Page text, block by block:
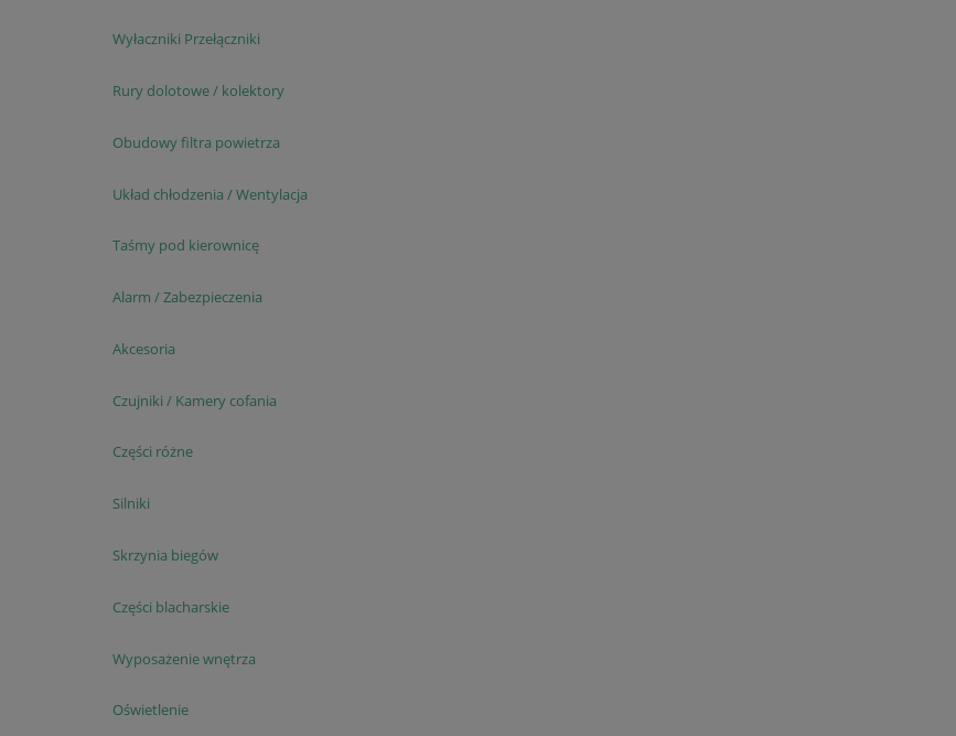
Wyłaczniki Przełączniki
Rury dolotowe / kolektory
Obudowy filtra powietrza
Układ chłodzenia / Wentylacja
Taśmy pod kierownicę
Alarm / Zabezpieczenia
Akcesoria
Czujniki / Kamery cofania
Części różne
Silniki
Skrzynia biegów
Części blacharskie
Wyposażenie wnętrza
Oświetlenie